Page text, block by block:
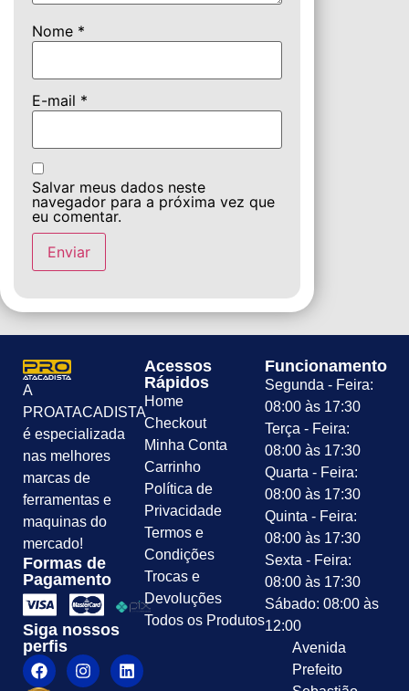
Nome *
E-mail *
Salvar meus dados neste
navegador para a próxima vez que
eu comentar.
A
PROATACADISTA
é especializada
nas melhores
marcas de
ferramentas e
maquinas do
mercado!
Formas de
Pagamento
Siga nossos
perfis
Acessos
Rápidos
Home
Checkout
Minha Conta
Carrinho
Política de
Privacidade
Termos e
Condições
Trocas e
Devoluções
Todos os Produtos
Funcionamento
Segunda - Feira:
08:00 às 17:30
Terça - Feira:
08:00 às 17:30
Quarta - Feira:
08:00 às 17:30
Quinta - Feira:
08:00 às 17:30
Sexta - Feira:
08:00 às 17:30
Sábado: 08:00 às
12:00
Avenida
Prefeito